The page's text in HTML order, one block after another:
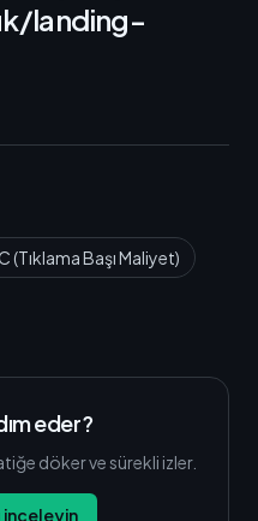
landing-
(Tıklama Başı Maliyet)
eder?
döker ve sürekli izler.
inceleyin